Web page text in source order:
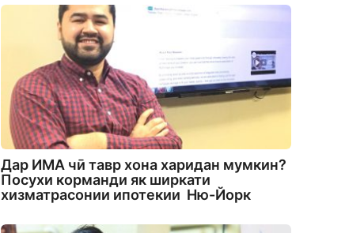
Дар ИМА чӣ тавр хона харидан мумкин?
Посухи корманди як ширкати
хизматрасонии ипотекии Ню-Йорк